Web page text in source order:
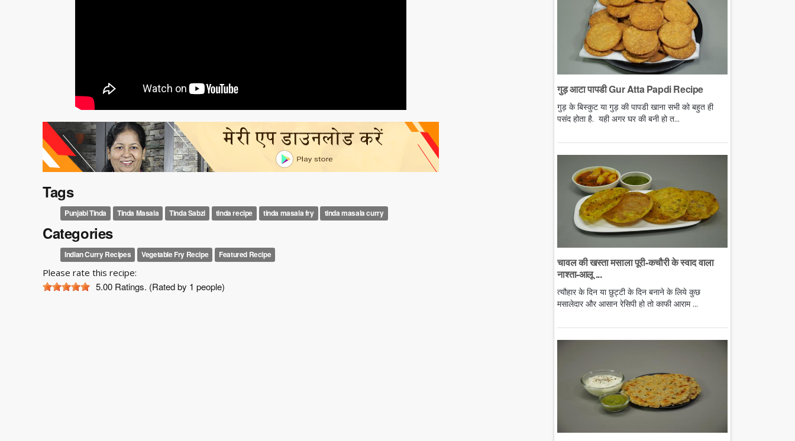
Tags
Punjabi Tinda Tinda Masala Tinda Sabzi tinda recipe tinda masala fry tinda masala curry
Categories
Indian Curry Recipes Vegetable Fry Recipe Featured Recipe
Please rate this recipe:
5.00 Ratings. (Rated by 1 people)
गुड़ आटा पापडी Gur Atta Papdi Recipe
गुड़ के बिस्कुट या गुड़ की पापडी खाना सभी को बहुत ही
पसंद होता है. यही अगर घर की बनी हो त...
चावल की खस्ता मसाला पूरी-कचौरी के स्वाद वाला
नाश्ता-आलू ...
त्यौहार के दिन या छुट्टी के दिन बनाने के लिये कुछ
मसालेदार और आसान रेसिपी हो तो काफी आराम ...